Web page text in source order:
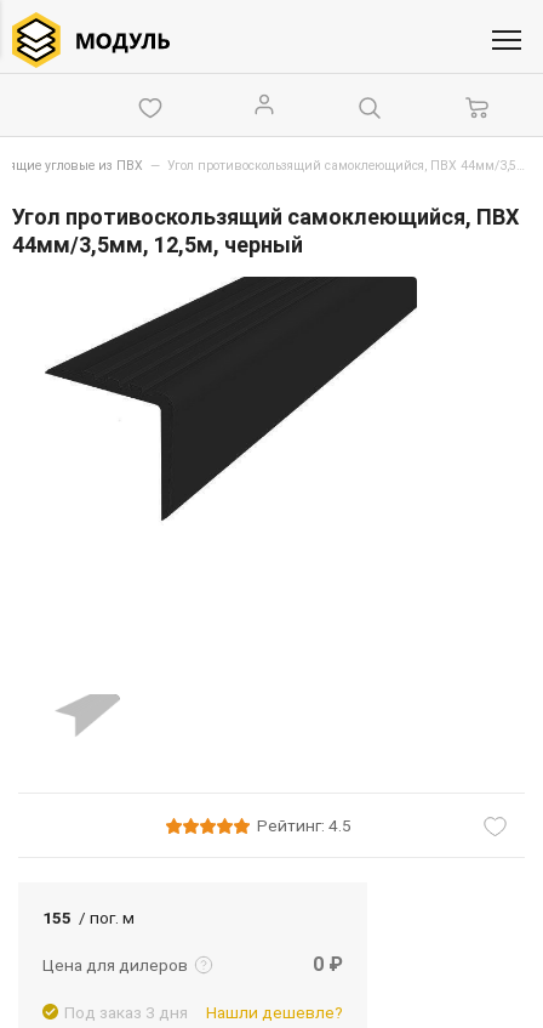
угловые из ПВХ — Угол противоскользящий самоклеющийся, ПВХ 44мм/3,5мм, 12,5м, черный
Угол противоскользящий самоклеющийся, ПВХ
44мм/3,5мм, 12,5м, черный
Рейтинг: 4.5
155 / пог. м
Цена для дилеров
Подробнее
0 ₽
Под заказ 3 дня Нашли дешевле?